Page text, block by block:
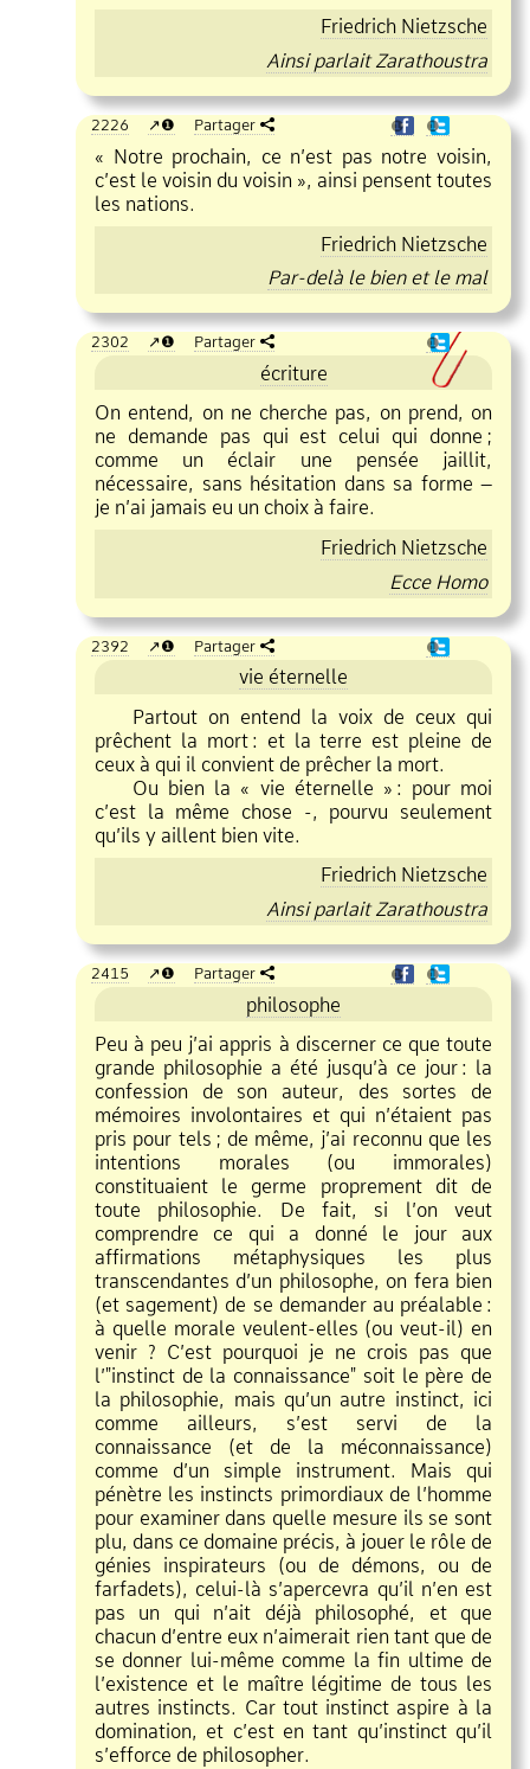
Friedrich Nietzsche
Ainsi parlait Zarathoustra
2226 ❶ Partager ❶ ❶
« Notre prochain, ce n’est pas notre voisin,
c’est le voisin du voisin », ainsi pensent toutes
les nations.
Friedrich Nietzsche
Par delà le bien et le mal
2302 ❶ Partager ❶
écriture
On entend, on ne cherche pas, on prend, on
ne demande pas qui est celui qui donne ;
comme un éclair une pensée jaillit,
nécessaire, sans hésitation dans sa forme –
je n’ai jamais eu un choix à faire.
Friedrich Nietzsche
Ecce Homo
2392 ❶ Partager ❶
vie éternelle
Partout on entend la voix de ceux qui
prêchent la mort: et la terre est pleine de
ceux à qui il convient de prêcher la mort.
Ou bien la « vie éternelle » : pour moi
c’est la même chose
, pourvu seulement
qu’ils y aillent bien vite.
Friedrich Nietzsche
Ainsi parlait Zarathoustra
2415 ❶ Partager ❶ ❶
philosophe
Peu à peu j’ai appris à discerner ce que toute
grande philosophie a été jusqu’à ce jour : la
confession de son auteur, des sortes de
mémoires involontaires et qui n’étaient pas
pris pour tels ; de même, j’ai reconnu que les
intentions morales (ou immorales)
constituaient le germe proprement dit de
toute philosophie. De fait, si l’on veut
comprendre ce qui a donné le jour aux
affirmations métaphysiques les plus
transcendantes d’un philosophe, on fera bien
(et sagement) de se demander au préalable :
à quelle morale veulent elles (ou veut il) en
venir ? C’est pourquoi je ne crois pas que
l’"instinct de la connaissance" soit le père de
la philosophie, mais qu’un autre instinct, ici
comme ailleurs, s’est servi de la
connaissance (et de la méconnaissance)
comme d’un simple instrument. Mais qui
pénètre les instincts primordiaux de l’homme
pour examiner dans quelle mesure ils se sont
plu, dans ce domaine précis, à jouer le rôle de
génies inspirateurs (ou de démons, ou de
farfadets), celui là s’apercevra qu’il n’en est
pas un qui n’ait déjà philosophé, et que
chacun d’entre eux n’aimerait rien tant que de
se donner lui même comme la fin ultime de
l’existence et le maître légitime de tous les
autres instincts. Car tout instinct aspire à la
domination, et c’est en tant qu’instinct qu’il
s’efforce de philosopher.